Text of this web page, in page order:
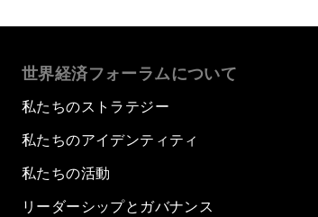
世界経済フォーラムについて
私たちのストラテジー
私たちのアイデンティティ
私たちの活動
リーダーシップとガバナンス